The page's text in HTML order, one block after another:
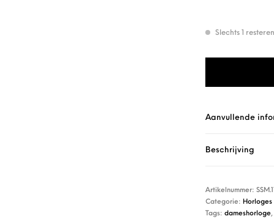
Slechts 1
Aanvullende
Beschrijving
Artikelnummer:
Categorie: Horloges
Tags: dameshorloge,